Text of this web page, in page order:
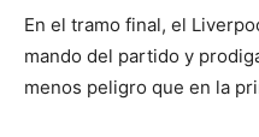
En el tramo final, el
mando del partido y
menos peligro que en la